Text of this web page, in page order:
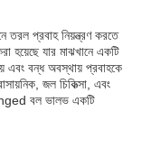
তরল প্রবাহ নিয়ন্ত্রণ করতে
হয়েছে যার মাঝখানে একটি
এবং বন্ধ অবস্থায় প্রবাহকে
জল চিকিত্সা, এবং
বল ভালভ একটি